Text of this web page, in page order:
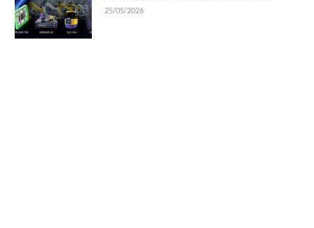
25/05/2026